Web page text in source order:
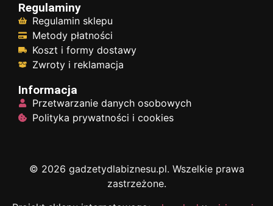
Regulaminy
Regulamin sklepu
Metody płatności
Koszt i formy dostawy
Zwroty i reklamacja
Informacja
Przetwarzanie danych osobowych
Polityka prywatności i cookies
© 2026 gadzetydlabiznesu.pl. Wszelkie prawa
zastrzeżone.